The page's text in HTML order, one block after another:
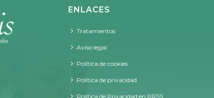
ENLACES
Tratamientos
Aviso legal
Política de cookies
Política de privacidad
Política de Privacidad en RRSS